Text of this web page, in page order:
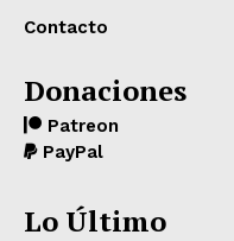
Contacto
Donaciones
Patreon
PayPal
Lo Último